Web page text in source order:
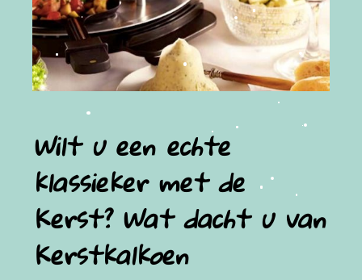
Wilt u een echte
klassieker met de
Kerst? Wat dacht u van
Kerstkalkoen